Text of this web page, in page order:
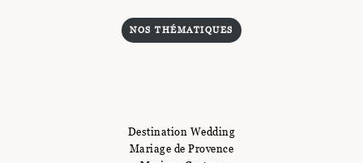
NOS THÉMATIQUES
Destination Wedding
Mariage de Provence